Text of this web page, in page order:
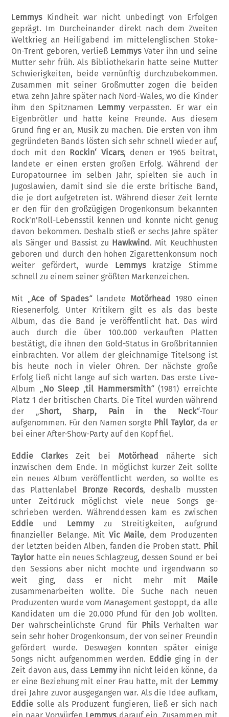
LemmysKindheit war nicht un­bedingt von Erfolgen
geprägt. Im Durcheinander direkt nach dem Zweiten
Weltkrieg an Heiligabend im mittelenglischen Stoke-
On-Trent geboren, verließ LemmysVater ihn und seine
Mutter sehr früh. Als Bibliothekarin hatte seine Mut­­ter
Schwierigkeiten, beide vernünftig durch­zubekommen.
Zusammen mit seiner Groß­mutter zogen die beiden
etwa zehn Jahre später nach Nord-Wales, wo die Kinder
ihm den Spitznamen
Lemmyverpassten. Er war ein
Eigenbrötler und hatte keine Freunde. Aus diesem
Grund fing er an, Musik zu machen. Die ersten von ihm
gegründeten Ba­nds lösten sich sehr schnell wieder auf,
doch mit den Rockin‘ Vicars, denen er 1965 bei­trat,
landete er einen ersten großen Erfolg. Während der
Europatournee im selben Jahr, spielten sie auch in
Jugoslawien, damit sind sie die erste britische Band,
die je dort auf­getreten ist. Während dieser Zeit lernte
er den für den großzügigen Drogenkonsum be­kannten
Rock’n’Roll-Lebensstil kennen und konnte nicht genug
davon bekommen. Des­halb stieß er sechs Jahre später
als Sänger und Bassist zu Hawkwind . Mit Keuchhusten
geboren und durch den hohen Zigaretten­konsum noch
weiter gefördert, wurde Lem­myskratzige Stimme
schnell zu einem seiner größten Markenzeichen.
Mit „Ace of Spades“ landete Motörhead
1980 einen
Riesenerfolg. Unter Kritikern gilt es als das beste
Album, das die Band je veröffentlicht hat. Das wird
auch durch die über 100.000 verkauften Platten
bestätigt, die ihnen den Gold-Status in Großbritannien
einbrachten. Vor allem der gleichnamige Ti­telsong ist
bis heute noch in vieler Ohren. Der nächste große
Erfolg ließ nicht lange auf sich warten. Das erste Live-
Album „No Sleep ‚til Hammersmith“(1981) erreichte
Platz 1 der britischen Charts. Die Titel wur­den während
der „Short, Sharp, Pain in the Neck“-Tour
aufgenommen. Für den Namen sorgte Phil Taylor, da er
bei einer After-Show-Party auf den Kopf fiel.
Eddie Clar­kes Zeit bei Motörhead
näherte sich
inzwischen dem Ende. In möglichst kur­zer Zeit sollte
ein neues Album veröf­fent­licht werden, so wollte es
das Plattenlabel Bronze Records, deshalb mussten
unter Zeitdruck möglichst viele neue Songs ge­
schrieben werden. Währenddessen kam es zwischen
Eddie und Lemmyzu Streitig­keiten, aufgrund
finanzieller Belange. Mit Vic Maile, dem Produzenten
der letzten bei­den Alben, fanden die Proben statt. Phil
Taylorhatte ein neues Schlagzeug, dessen Sound er bei
den Sessions aber nicht mochte und irgendwann so
weit ging, dass er nicht mehr mit Maile
zusammenarbeiten wollte. Die Suche nach neuen
Produzenten wurde vom Management gestoppt, da alle
Kandidaten um die 20.000 Pfund für den Job wollten.
Der wahrscheinlichste Grund für Phils Verhalten war
sein sehr hoher Drogenkonsum, der von seiner Freundin
gefördert wurde. Deswegen konnten später einige
Songs nicht aufgenom­men werden. Eddie ging in der
Zeit davon aus, dass Lemmyihn nicht leiden könne, da
er eine Beziehung mit einer Frau hatte, mit der Lem­my
drei Jahre zuvor ausgegangen war. Als die Idee aufkam,
Eddie solle als Produzent fun­gieren, ließ er sich nach